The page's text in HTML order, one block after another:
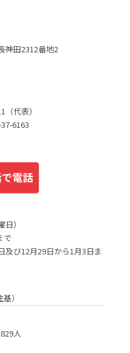
神田2312番地2
代表）
6163
）
で
び12月29日から1月3日ま
）
人